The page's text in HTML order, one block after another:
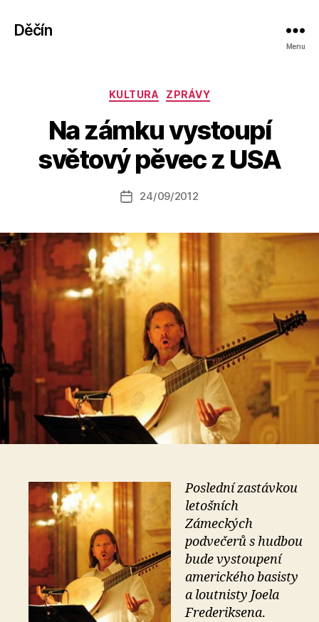
Děčín
Menu
Rubriky
KULTURA ZPRÁVY
Na zámku vystoupí
světový pěvec z USA
Autor
příspěvku
u
t
o
a
s
o
Datum
24/09/2012
Poslední zastávkou
letošních
Zámeckých
podvečerů s hudbou
bude vystoupení
amerického basisty
a loutnisty Joela
Frederiksena.